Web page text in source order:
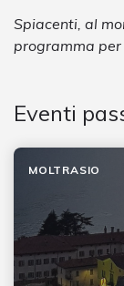
Spiacenti, al
programma
Eventi
MOLTRASIO